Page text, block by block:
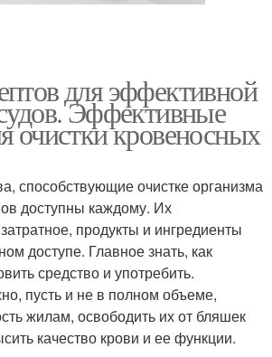
для эффективной
Эффективные
очистки кровеносных
способствующие очистке организма
доступны каждому. Их
продукты и ингредиенты
доступе. Главное знать, как
средство и употребить.
пусть и не в полном объеме,
жилам, освободить их от бляшек
качество крови и ее функции.